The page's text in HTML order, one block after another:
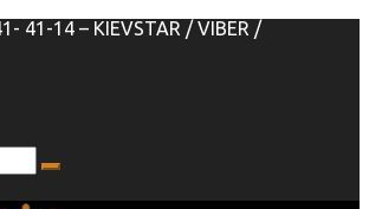
41-14 – KIEVSTAR / VIBER /